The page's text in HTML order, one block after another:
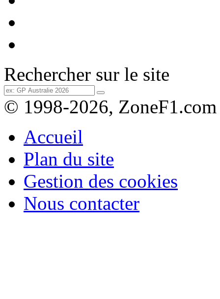
Rechercher sur le site
© 1998-2026, ZoneF1.com
Accueil
Plan du site
Gestion des cookies
Nous contacter